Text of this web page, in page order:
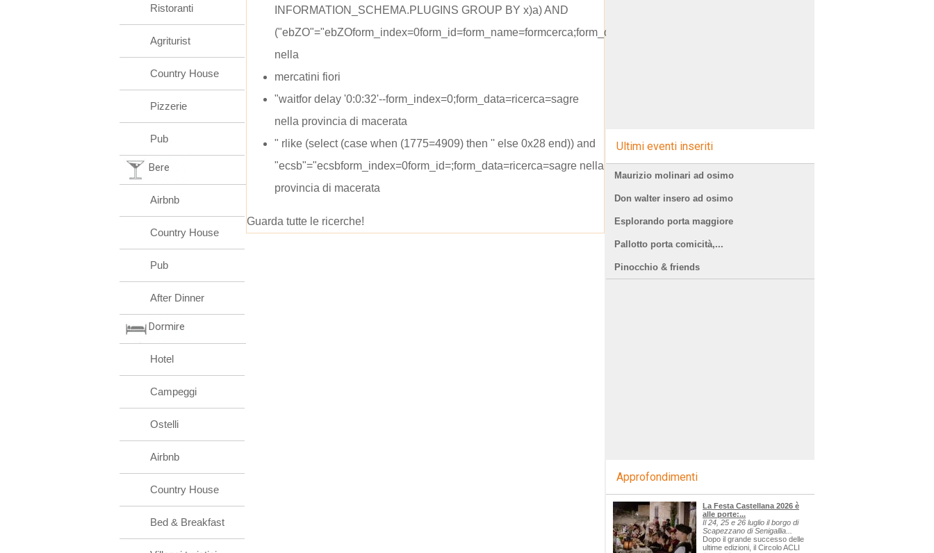
INFORMATION_SCHEMA.PLUGINS GROUP BY x)a) AND
("ebZO"="ebZOform_index=0form_id=form_name=formcerca;form_data=ricerca=sagre
nella
mercatini fiori
"waitfor delay '0:0:32'--form_index=0;form_data=ricerca=sagre
nella provincia di macerata
" rlike (select (case when (1775=4909) then '' else 0x28 end)) and
"ecsb"="ecsbform_index=0form_id=;form_data=ricerca=sagre nella
provincia di macerata
Guarda tutte le ricerche!
Ristoranti
Agriturist
Country House
Pizzerie
Pub
Bere
Airbnb
Country House
Pub
After Dinner
Dormire
Hotel
Campeggi
Ostelli
Airbnb
Country House
Bed & Breakfast
Ultimi eventi inseriti
Maurizio molinari ad osimo
Don walter insero ad osimo
Esplorando porta maggiore
Pallotto porta comicità,...
Pinocchio & friends
Approfondimenti
La Festa Castellana 2026 è
alle porte:...
Il 24, 25 e 26 luglio il borgo di
Scapezzano di Senigallia...
Dopo il grande successo delle
ultime edizioni, il Circolo ACLI